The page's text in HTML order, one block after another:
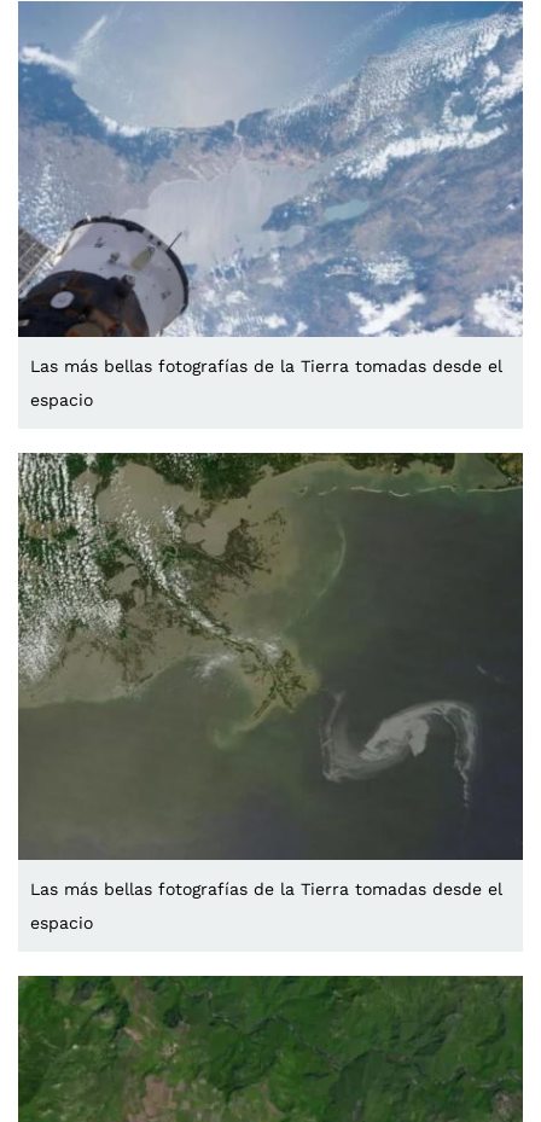
Las más bellas fotografías de la Tierra tomadas desde el
espacio
Las más bellas fotografías de la Tierra tomadas desde el
espacio